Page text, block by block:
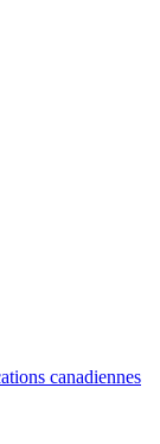
canadiennes